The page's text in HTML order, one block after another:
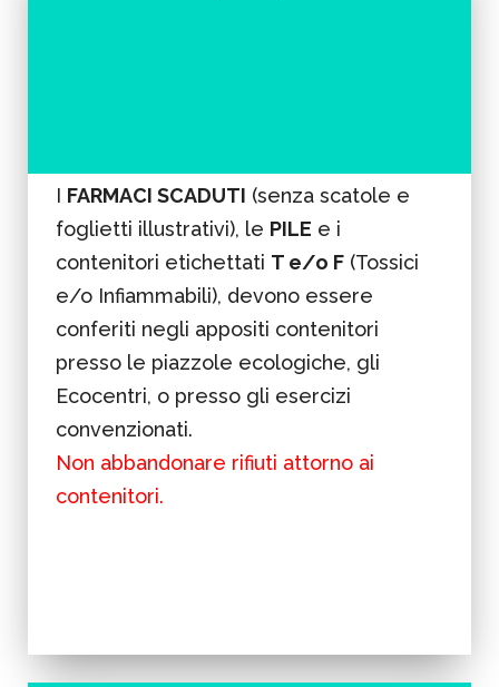
I FARMACI SCADUTI (senza scatole e
foglietti illustrativi), le PILE e i
contenitori etichettati T e/o F (Tossici
e/o Infiammabili), devono essere
conferiti negli appositi contenitori
presso le piazzole ecologiche, gli
Ecocentri, o presso gli esercizi
convenzionati.
Non abbandonare rifiuti attorno ai
contenitori.